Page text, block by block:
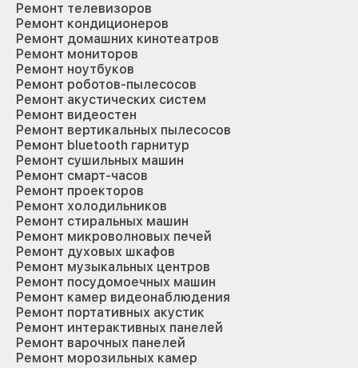
Ремонт телевизоров
Ремонт кондиционеров
Ремонт домашних кинотеатров
Ремонт мониторов
Ремонт ноутбуков
Ремонт роботов-пылесосов
Ремонт акустических систем
Ремонт видеостен
Ремонт вертикальных пылесосов
Ремонт bluetooth гарнитур
Ремонт сушильных машин
Ремонт смарт-часов
Ремонт проекторов
Ремонт холодильников
Ремонт стиральных машин
Ремонт микроволновых печей
Ремонт духовых шкафов
Ремонт музыкальных центров
Ремонт посудомоечных машин
Ремонт камер видеонаблюдения
Ремонт портативных акустик
Ремонт интерактивных панелей
Ремонт варочных панелей
Ремонт морозильных камер